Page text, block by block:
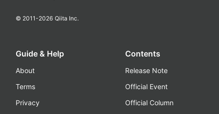
© 2011-2026 Qiita Inc.
Guide & Help
About
Terms
Privacy
Contents
Release Note
Official Event
Official Column